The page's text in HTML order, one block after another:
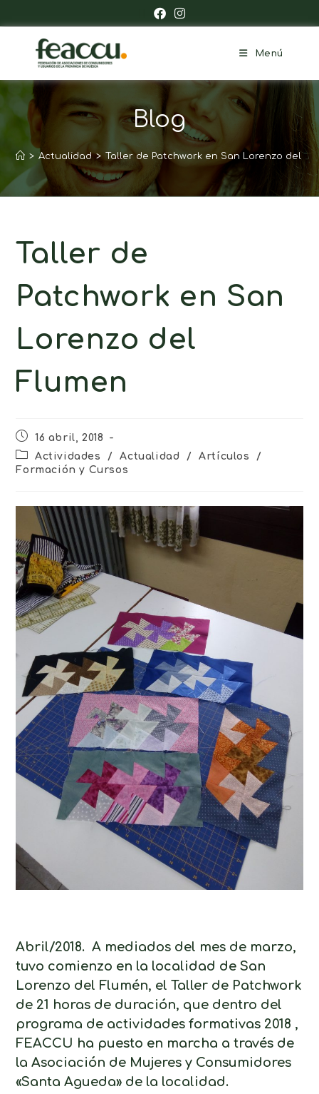
Menú
Blog
> Actualidad > Taller de Patchwork en San Lorenzo del
Taller de
Patchwork en San
Lorenzo del
Flumen
16 abril, 2018
Actividades
/ Actualidad / Artículos
/
Formación y Cursos
Abril/2018. A mediados del mes de marzo,
tuvo comienzo en la localidad de San
Lorenzo del Flumén, el Taller de Patchwork
de 21 horas de duración, que dentro del
programa de actividades formativas 2018 ,
FEACCU ha puesto en marcha a través de
la Asociación de Mujeres y Consumidores
«Santa Agueda» de la localidad.